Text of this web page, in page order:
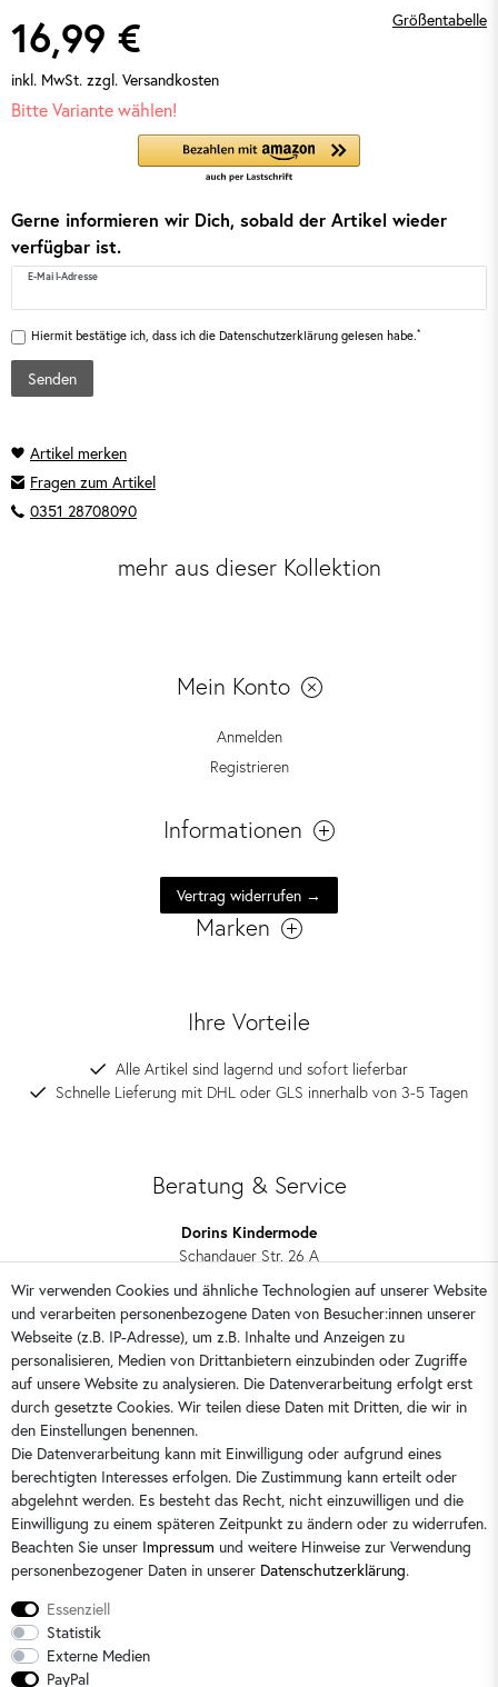
Größentabelle
16,99 €
inkl. MwSt. zzgl. Versandkosten
Bitte Variante wählen!
Gerne informieren wir Dich, sobald der Artikel wieder
verfügbar ist.
E-Mail-Adresse
Hiermit bestätige ich, dass ich die Daten­schutz­erklärunggelesen habe.*
Senden
Fragen zum Artikel
0351 28708090
mehr aus dieser Kollektion
Mein Konto
Anmelden
Registrieren
Informationen
Vertrag widerrufen →
Marken
Ihre Vorteile
Alle Artikel sind lagernd und sofort lieferbar
Schnelle Lieferung mit DHL oder GLS innerhalb von 3-5 Tagen
Beratung & Service
Dorins Kindermode
Schandauer Str. 26 A
01309 Dresden
0351 28708090
kontakt@dorins-kindermode.de
Sie erreichen uns: Montag - Freitag 9 - 16 Uhr
Wir verwenden Cookies und ähnliche Technologien auf unserer Website
und verarbeiten personenbezogene Daten von Besucher:innen unserer
Webseite (z.B. IP-Adresse), um z.B. Inhalte und Anzeigen zu
personalisieren, Medien von Drittanbietern einzubinden oder Zugriffe
auf unsere Website zu analysieren. Die Datenverarbeitung erfolgt erst
durch gesetzte Cookies. Wir teilen diese Daten mit Dritten, die wir in
den Einstellungen benennen.
Die Datenverarbeitung kann mit Einwilligung oder aufgrund eines
berechtigten Interesses erfolgen. Die Zustimmung kann erteilt oder
abgelehnt werden. Es besteht das Recht, nicht einzuwilligen und die
Einwilligung zu einem späteren Zeitpunkt zu ändern oder zu widerrufen.
Beachten Sie unser Impressum und weitere Hinweise zur Verwendung
personenbezogener Daten in unserer Daten­schutz­erklärung.
Essenziell
Statistik
Externe Medien
PayPal